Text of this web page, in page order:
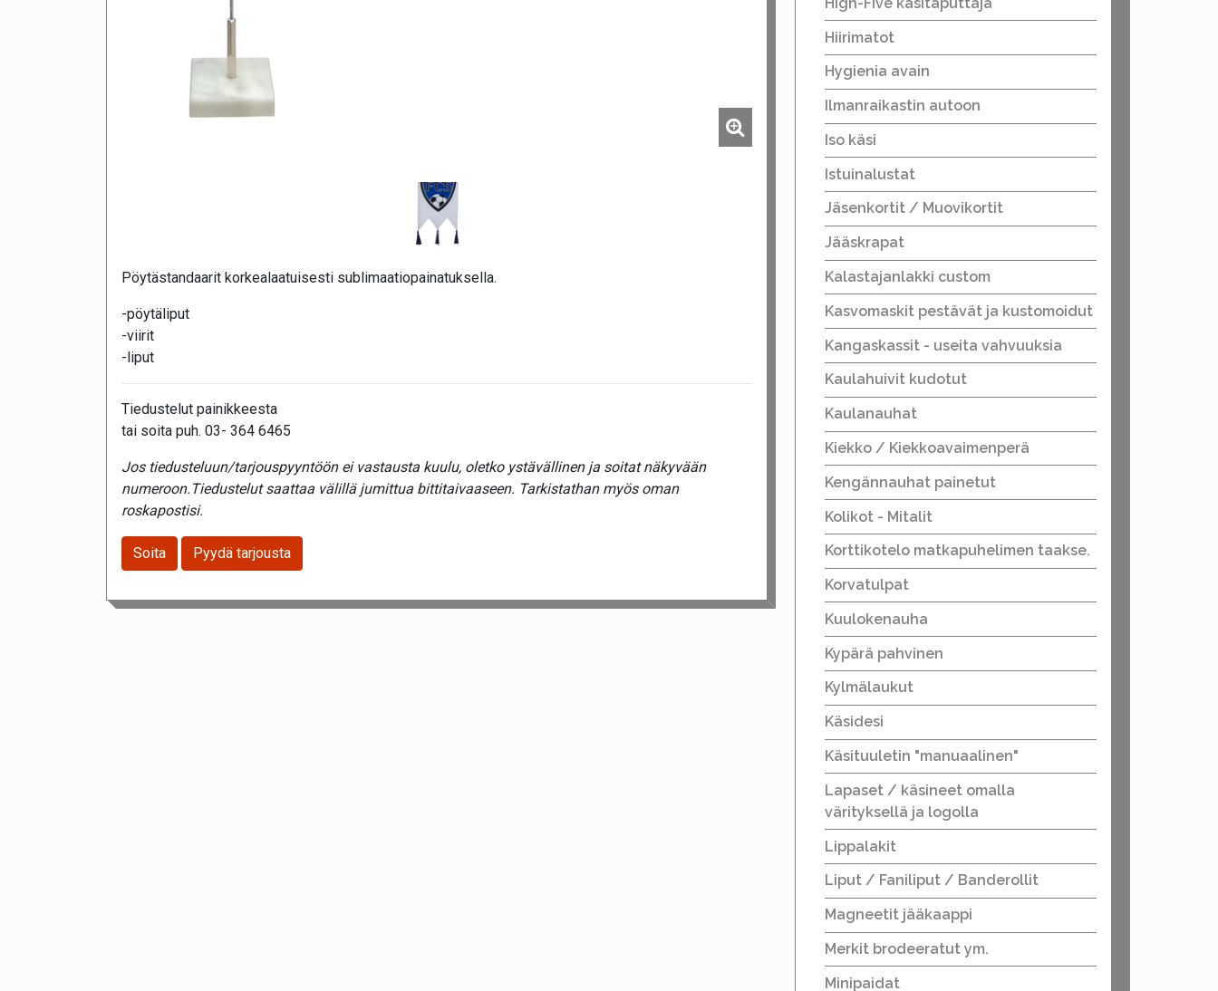
Pöytästandaarit korkealaatuisesti sublimaatiopainatuksella.
-pöytäliput
-viirit
-liput
Tiedustelut painikkeesta
tai soita puh. 03- 364 6465
Jos tiedusteluun/tarjouspyyntöön ei vastausta kuulu, oletko ystävällinen ja soitat näkyvään
numeroon.Tiedustelut saattaa välillä jumittua bittitaivaaseen. Tarkistathan myös oman
roskapostisi.
Soita Pyydä tarjousta
Hiirimatot
Hygienia avain
Ilmanraikastin autoon
Iso käsi
Istuinalustat
Jäsenkortit / Muovikortit
Jääskrapat
Kalastajanlakki custom
Kasvomaskit pestävät ja kustomoidut
Kangaskassit - useita vahvuuksia
Kaulahuivit kudotut
Kaulanauhat
Kiekko / Kiekkoavaimenperä
Kengännauhat painetut
Kolikot - Mitalit
Korttikotelo matkapuhelimen taakse.
Korvatulpat
Kuulokenauha
Kypärä pahvinen
Kylmälaukut
Käsidesi
Käsituuletin "manuaalinen"
Lapaset / käsineet omalla
värityksellä ja logolla
Lippalakit
Liput / Faniliput / Banderollit
Magneetit jääkaappi
Merkit brodeeratut ym.
Minipaidat